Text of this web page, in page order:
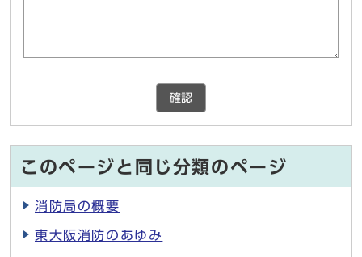
確認
このページと同じ分類のページ
消防局の概要
東大阪消防のあゆみ